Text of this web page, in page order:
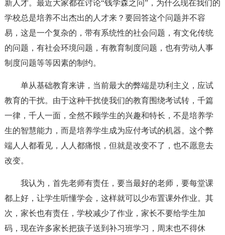
新人才。最近大家都在讨论“钱学森之问”，为什么现在我们的
学校总是培养不出杰出的人才来？要回答这个问题并不容
易，这是一个复杂的，带有系统性的社会问题，有文化传统
的问题，有社会环境问题，有教育制度问题，也有劳动人事
制度问题等等因素的制约。
单从基础教育来讲，当前最大的弊端是功利主义，应试
教育的干扰。由于这种干扰使我们的教育围绕考试转，千篇
一律，千人一面，全然不顾学生的兴趣和特长，不是培养学
生的智慧能力，而是培养学生成为应付考试的机器。这个弊
端人人都看见，人人都痛恨，但就是改变不了，也不愿意去
改变。
我认为，首先老师有责任，要当最好的老师，要每堂课
都上好，让学生听懂学会，这样就可以少布置课外作业。其
次，家长也有责任，学校减少了作业，家长不要给学生加
码，现在许多家长把孩子送到补习班学习，周末也不得休